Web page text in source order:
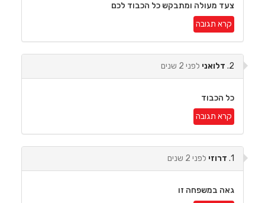
צעד מעולה ומתבקש כל הכבוד לכם
קרא תגובה
דלואנילפני 2 שנים
כל הכבוד
קרא תגובה
דרוזילפני 2 שנים
גאה במשפחה זו